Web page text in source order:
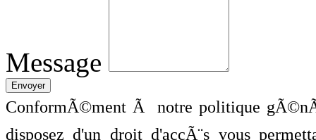
Message
ConformÃ©ment Ã notre politique
disposez d'un droit d'accÃ¨s vous